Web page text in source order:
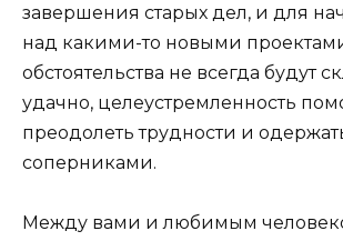
завершения старых дел, и для
над какими-то новыми
обстоятельства не всегда будут
удачно, целеустремленность
преодолеть трудности и
соперниками.
Между вами и любимым